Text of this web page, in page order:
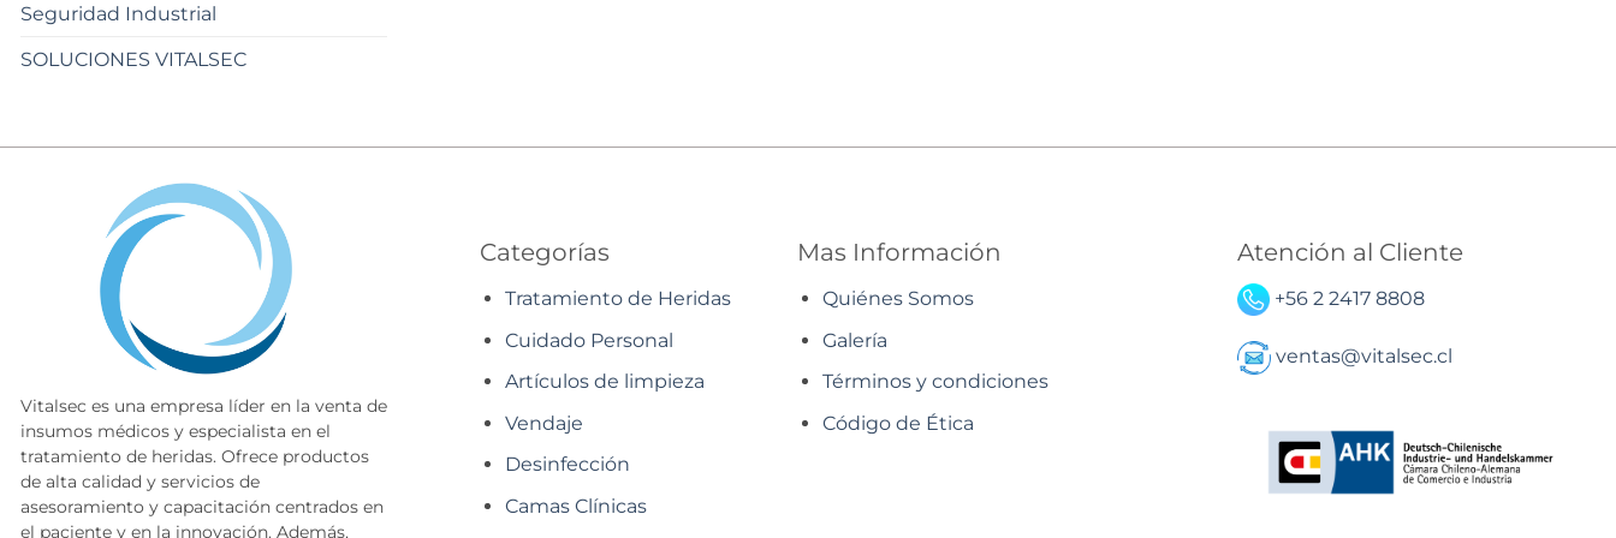
Seguridad Industrial
SOLUCIONES VITALSEC
Vitalsec es una empresa líder en la venta de
insumos médicos y especialista en el
tratamiento de heridas. Ofrece productos
de alta calidad y servicios de
asesoramiento y capacitación centrados en
el paciente y en la innovación. Además,
Categorías
Tratamiento de Heridas
Cuidado Personal
Artículos de limpieza
Vendaje
Desinfección
Camas Clínicas
Mas Información
Quiénes Somos
Galería
Términos y condiciones
Código de Ética
Atención al Cliente
+56 2 2417 8808
ventas@vitalsec.cl